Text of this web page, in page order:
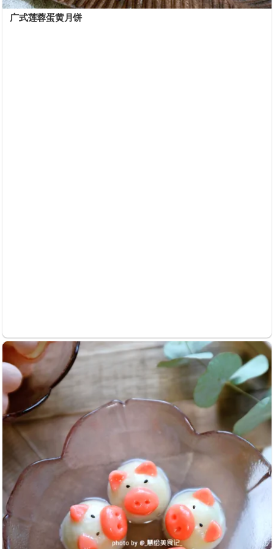
广式莲蓉蛋黄月饼